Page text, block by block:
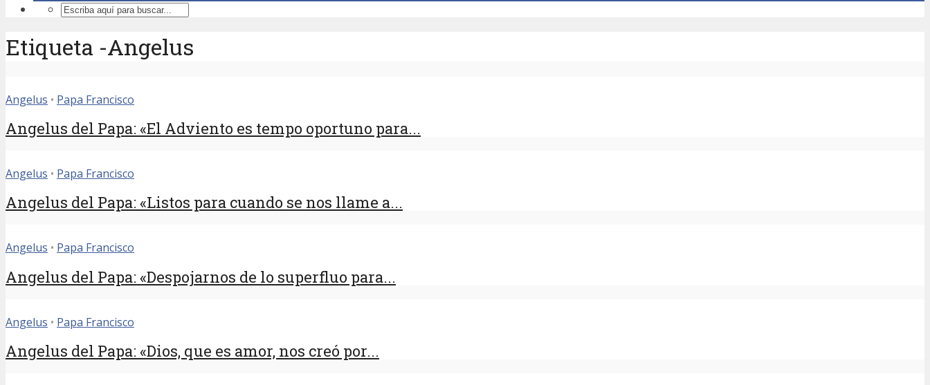
Etiqueta -Angelus
Angelus • Papa Francisco
Angelus del Papa: «El Adviento es tempo oportuno para...
Angelus • Papa Francisco
Angelus del Papa: «Listos para cuando se nos llame a...
Angelus • Papa Francisco
Angelus del Papa: «Despojarnos de lo superfluo para...
Angelus • Papa Francisco
Angelus del Papa: «Dios, que es amor, nos creó por...